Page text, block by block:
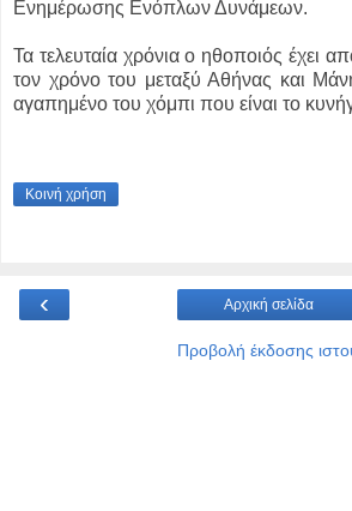
Ενημέρωσης Ενόπλων Δυνάμεων.
Τα τελευταία χρόνια ο ηθοποιός έχει
τον χρόνο του μεταξύ Αθήνας και
αγαπημένο του χόμπι που είναι το
Κοινή χρήση
‹ Αρχική σελίδα
Προβολή έκδοσης